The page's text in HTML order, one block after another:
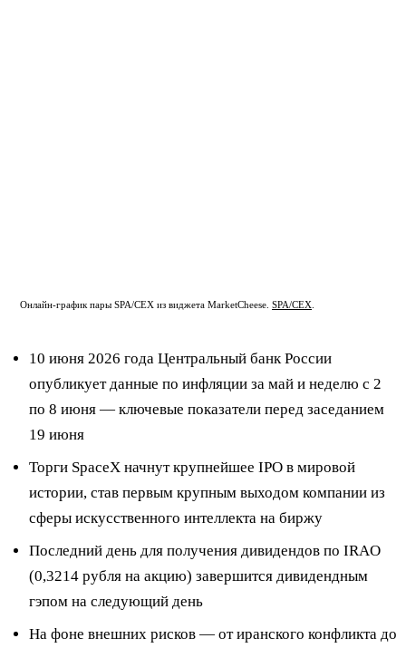
Онлайн-график пары SPA/CEX из виджета MarketCheese. SPA/CEX
10 июня 2026 года Центральный банк России
опубликует данные по инфляции за май и неделю с 2
по 8 июня — ключевые показатели перед заседанием
19 июня
Торги SpaceX начнут крупнейшее IPO в мировой
истории, став первым крупным выходом компании из
сферы искусственного интеллекта на биржу
Последний день для получения дивидендов по IRAO
(0,3214 рубля на акцию) завершится дивидендным
гэпом на следующий день
На фоне внешних рисков — от иранского конфликта до